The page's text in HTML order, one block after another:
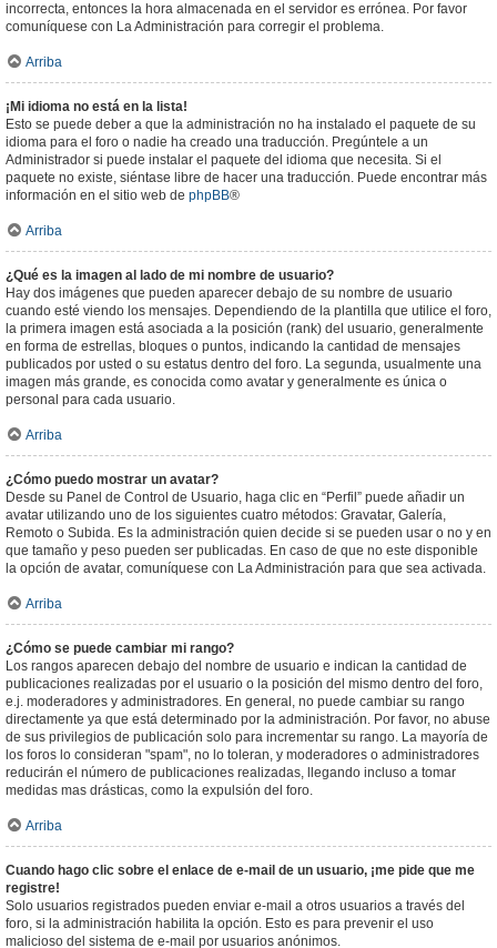
incorrecta, entonces la hora almacenada en el servidor es errónea. Por favor
comuníquese con La Administración para corregir el problema.
Arriba
¡Mi idioma no está en la lista!
Esto se puede deber a que la administración no ha instalado el paquete de su
idioma para el foro o nadie ha creado una traducción. Pregúntele a un
Administrador si puede instalar el paquete del idioma que necesita. Si el
paquete no existe, siéntase libre de hacer una traducción. Puede encontrar más
información en el sitio web de phpBB®
Arriba
¿Qué es la imagen al lado de mi nombre de usuario?
Hay dos imágenes que pueden aparecer debajo de su nombre de usuario
cuando esté viendo los mensajes. Dependiendo de la plantilla que utilice el foro,
la primera imagen está asociada a la posición (rank) del usuario, generalmente
en forma de estrellas, bloques o puntos, indicando la cantidad de mensajes
publicados por usted o su estatus dentro del foro. La segunda, usualmente una
imagen más grande, es conocida como avatar y generalmente es única o
personal para cada usuario.
Arriba
¿Cómo puedo mostrar un avatar?
Desde su Panel de Control de Usuario, haga clic en “Perfil” puede añadir un
avatar utilizando uno de los siguientes cuatro métodos: Gravatar, Galería,
Remoto o Subida. Es la administración quien decide si se pueden usar o no y en
que tamaño y peso pueden ser publicadas. En caso de que no este disponible
la opción de avatar, comuníquese con La Administración para que sea activada.
Arriba
¿Cómo se puede cambiar mi rango?
Los rangos aparecen debajo del nombre de usuario e indican la cantidad de
publicaciones realizadas por el usuario o la posición del mismo dentro del foro,
e.j. moderadores y administradores. En general, no puede cambiar su rango
directamente ya que está determinado por la administración. Por favor, no abuse
de sus privilegios de publicación solo para incrementar su rango. La mayoría de
los foros lo consideran "spam", no lo toleran, y moderadores o administradores
reducirán el número de publicaciones realizadas, llegando incluso a tomar
medidas mas drásticas, como la expulsión del foro.
Arriba
Cuando hago clic sobre el enlace de e-mail de un usuario, ¡me pide que me
registre!
Solo usuarios registrados pueden enviar e-mail a otros usuarios a través del
foro, si la administración habilita la opción. Esto es para prevenir el uso
malicioso del sistema de e-mail por usuarios anónimos.